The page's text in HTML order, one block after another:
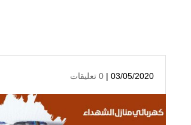
03/05/2020 | 0 تعليقات